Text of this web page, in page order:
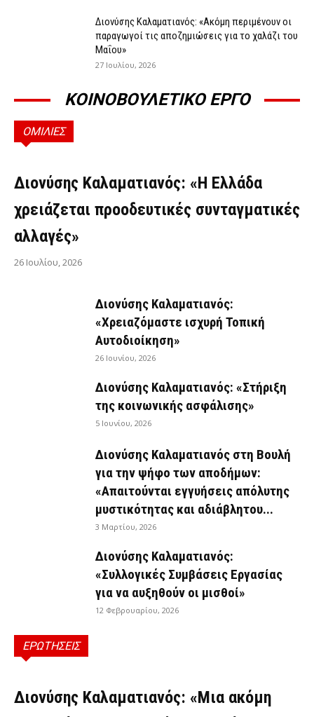
Διονύσης Καλαματιανός: «Ακόμη περιμένουν οι
παραγωγοί τις αποζημιώσεις για το χαλάζι του
Μαΐου»
27 Ιουλίου, 2026
ΚΟΙΝΟΒΟΥΛΕΤΙΚΟ ΕΡΓΟ
ΟΜΙΛΙΕΣ
ΟΜΙΛΊΕΣ
Διονύσης Καλαματιανός: «Η Ελλάδα
χρειάζεται προοδευτικές συνταγματικές
αλλαγές»
26 Ιουλίου, 2026
Διονύσης Καλαματιανός:
«Χρειαζόμαστε ισχυρή Τοπική
Αυτοδιοίκηση»
26 Ιουνίου, 2026
Διονύσης Καλαματιανός: «Στήριξη
της κοινωνικής ασφάλισης»
5 Ιουνίου, 2026
Διονύσης Καλαματιανός στη Βουλή
για την ψήφο των αποδήμων:
«Απαιτούνται εγγυήσεις απόλυτης
μυστικότητας και αδιάβλητου...
3 Μαρτίου, 2026
Διονύσης Καλαματιανός:
«Συλλογικές Συμβάσεις Εργασίας
για να αυξηθούν οι μισθοί»
12 Φεβρουαρίου, 2026
ΕΡΩΤΗΣΕΙΣ
ΕΡΩΤΉΣΕΙΣ
Διονύσης Καλαματιανός: «Μια ακόμη